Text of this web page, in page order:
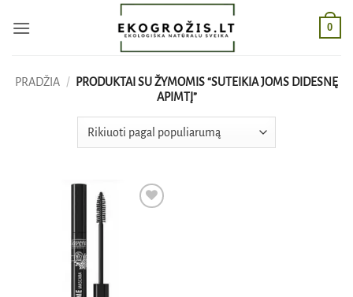
0
PRADŽIA /
PRODUKTAI SU ŽYMOMIS “SUTEIKIA JOMS DIDESNĘ
APIMTĮ”